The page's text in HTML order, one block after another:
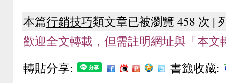
本篇行銷技巧類文章已被瀏覽 458 次 |
歡迎全文轉載，但需註明網址與「本
轉貼分享:
書籤收藏: